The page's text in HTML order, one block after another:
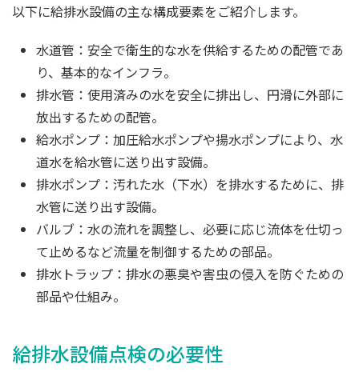
以下に給排水設備の主な構成要素をご紹介します。
水道管：安全で衛生的な水を供給するための配管であ
り、基本的なインフラ。
排水管：使用済みの水を安全に排出し、円滑に外部に
放出するための配管。
給水ポンプ：加圧給水ポンプや揚水ポンプにより、水
道水を給水管に送り出す設備。
排水ポンプ：汚れた水（下水）を排水するために、排
水管に送り出す設備。
バルブ：水の流れを調整し、必要に応じ流体を仕切っ
て止めるなど流量を制御するための部品。
排水トラップ：排水の悪臭や害虫の侵入を防ぐための
部品や仕組み。
給排水設備点検の必要性